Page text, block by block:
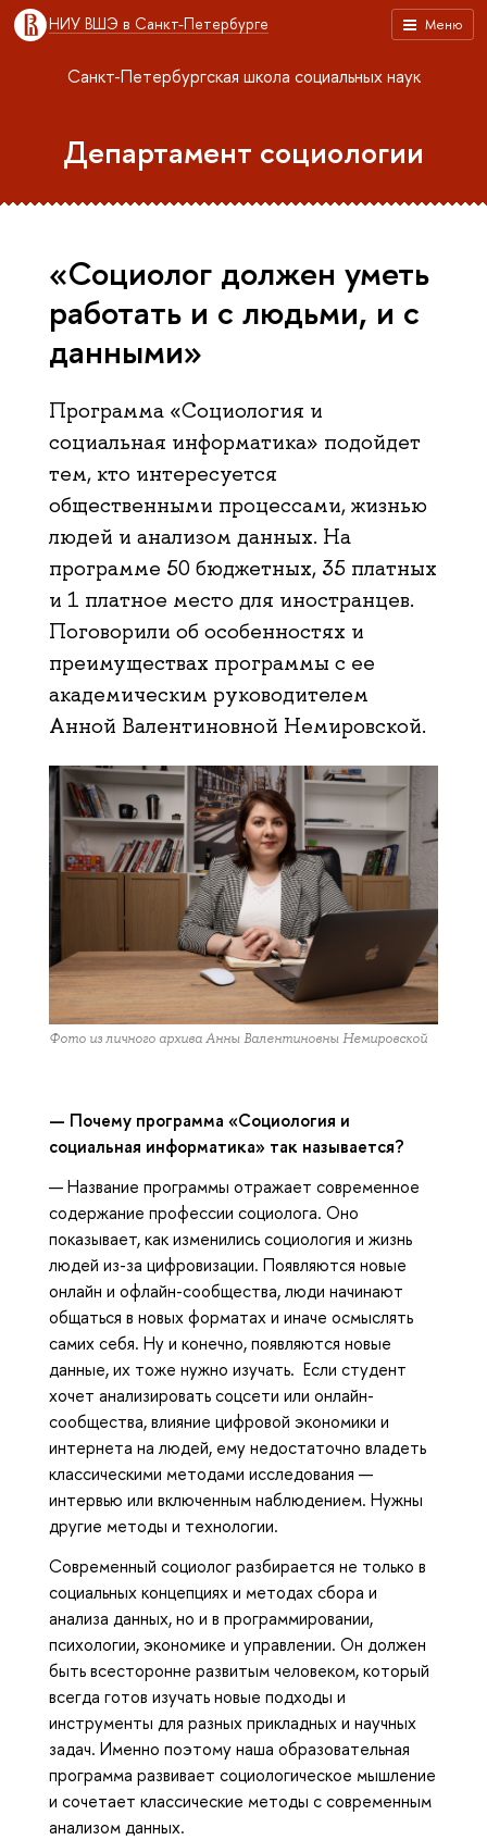
Меню
НИУ ВШЭ в Санкт-Петербурге
Санкт-Петербургская школа социальных наук
Департамент социологии
«Социолог должен уметь
работать и с людьми, и с
данными»
Программа «Социология и
социальная информатика» подойдет
тем, кто интересуется
общественными процессами, жизнью
людей и анализом данных. На
программе 50 бюджетных, 35 платных
и 1 платное место для иностранцев.
Поговорили об особенностях и
преимуществах программы с ее
академическим руководителем
Анной Валентиновной Немировской.
Фото из личного архива Анны Валентиновны Немировской
— Почему программа «Социология и
социальная информатика» так называется?
— Название программы отражает современное
содержание профессии социолога. Оно
показывает, как изменились социология и жизнь
людей из-за цифровизации. Появляются новые
онлайн и офлайн-сообщества, люди начинают
общаться в новых форматах и иначе осмыслять
самих себя. Ну и конечно, появляются новые
данные, их тоже нужно изучать. Если студент
хочет анализировать соцсети или онлайн-
сообщества, влияние цифровой экономики и
интернета на людей, ему недостаточно владеть
классическими методами исследования —
интервью или включенным наблюдением. Нужны
другие методы и технологии.
Современный социолог разбирается не только в
социальных концепциях и методах сбора и
анализа данных, но и в программировании,
психологии, экономике и управлении. Он должен
быть всесторонне развитым человеком, который
всегда готов изучать новые подходы и
инструменты для разных прикладных и научных
задач. Именно поэтому наша образовательная
программа развивает социологическое мышление
и сочетает классические методы с современным
анализом данных.